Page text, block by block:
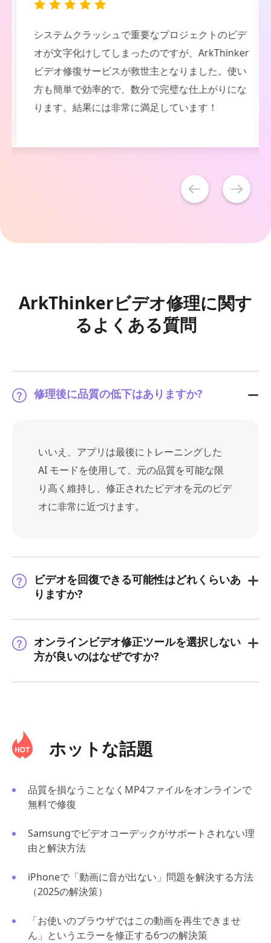
システムクラッシュで重要なプロジェクトのビデ
オが文字化けしてしまったのですが、ArkThinker
ビデオ修復サービスが救世主となりました。使い
方も簡単で効率的で、数分で完璧な仕上がりにな
ります。結果には非常に満足しています！
ArkThinkerビデオ修理に関す
るよくある質問
修理後に品質の低下はありますか?
いいえ、アプリは最後にトレーニングした
AI モードを使用して、元の品質を可能な限
り高く維持し、修正されたビデオを元のビデ
オに非常に近づけます。
ビデオを回復できる可能性はどれくらいあ
りますか?
オンラインビデオ修正ツールを選択しない
方が良いのはなぜですか?
ホットな話題
品質を損なうことなくMP4ファイルをオンラインで
無料で修復
Samsungでビデオコーデックがサポートされない理
由と解決方法
iPhoneで「動画に音が出ない」問題を解決する方法
（2025の解決策）
「お使いのブラウザではこの動画を再生できませ
ん」というエラーを修正する6つの解決策